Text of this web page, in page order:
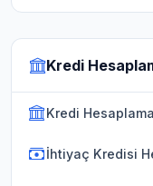
Kredi
Kredi Hesaplama
İhtiyaç Kredisi